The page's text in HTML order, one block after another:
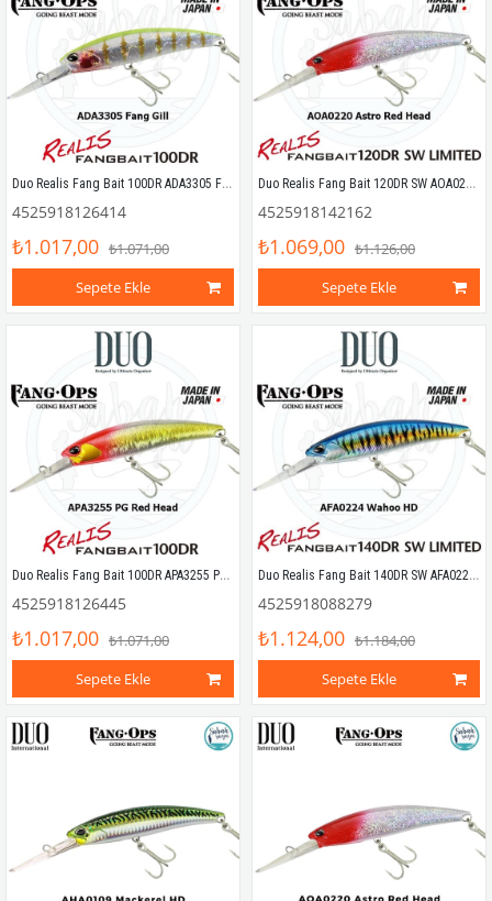
Duo Realis Fang Bait 100DR ADA3305 Fang Gill
4525918126414
₺1.017,00 ₺1.071,00
Sepete Ekle
Duo Realis Fang Bait 120DR SW AOA0220 Astro Red Head
4525918142162
₺1.069,00 ₺1.126,00
Sepete Ekle
Duo Realis Fang Bait 100DR APA3255 PG Red Head
4525918126445
₺1.017,00 ₺1.071,00
Sepete Ekle
Duo Realis Fang Bait 140DR SW AFA0224 Wahoo HD
4525918088279
₺1.124,00 ₺1.184,00
Sepete Ekle